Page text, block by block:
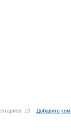
13 Добавить